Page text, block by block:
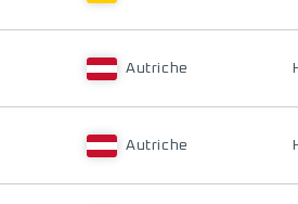
Autriche
Autriche